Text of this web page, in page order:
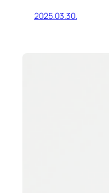
2025.03.30.